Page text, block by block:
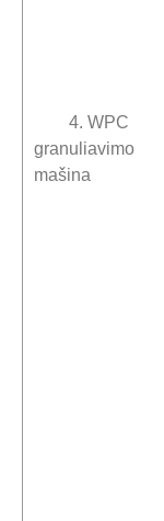
4. WPC
granuliavimo
mašina